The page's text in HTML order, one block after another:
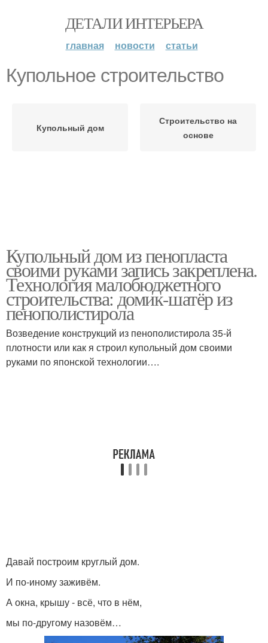
ДЕТАЛИ ИНТЕРЬЕРА
главная новости статьи
Купольное строительство
Купольный дом
Строительство на
основе
Купольный дом из пенопласта
своими руками запись закреплена.
Технология малобюджетного
строительства: домик-шатёр из
пенополистирола
Возведение конструкций из пенополистирола 35-й
плотности или как я строил купольный дом своими
руками по японской технологии….
Давай построим круглый дом.
И по-иному заживём.
А окна, крышу - всё, что в нём,
мы по-другому назовём…